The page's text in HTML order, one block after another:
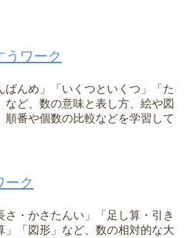
ワーク
ばんめ」「いくつといくつ」「た
など、数の意味と表し方、絵や図
順番や個数の比較などを学習して
ク
さ・かさたんい」「足し算・引き
」「図形」など、数の相対的な大